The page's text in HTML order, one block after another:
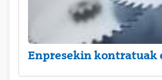
Enpresekin kontratuak